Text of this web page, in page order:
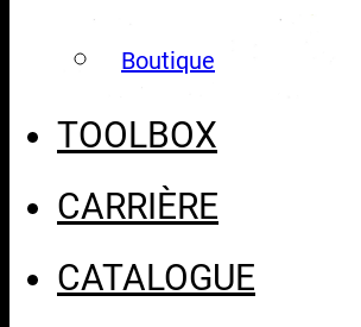
Boutique
TOOLBOX
CARRIÈRE
CATALOGUE